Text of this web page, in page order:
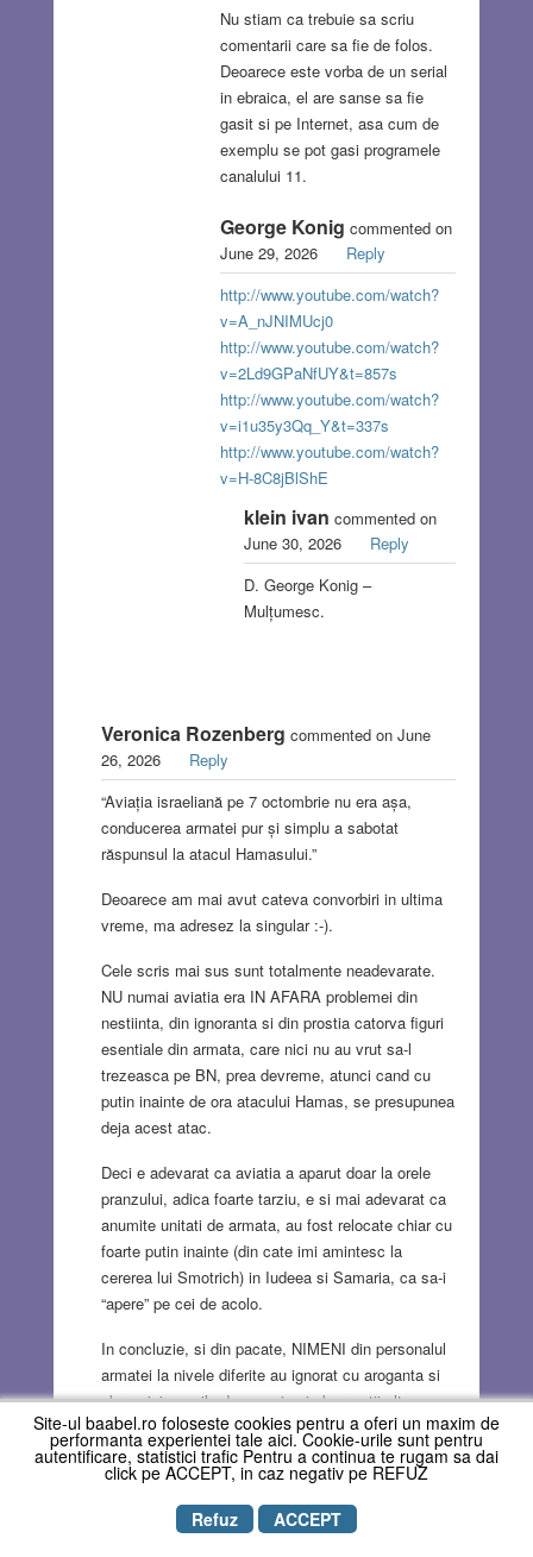
Nu stiam ca trebuie sa scriu
comentarii care sa fie de folos.
Deoarece este vorba de un serial
in ebraica, el are sanse sa fie
gasit si pe Internet, asa cum de
exemplu se pot gasi programele
canalului 11.
George Konig commented on
June 29, 2026
Reply
http://www.youtube.com/watch?
v=A_nJNIMUcj0
http://www.youtube.com/watch?
v=2Ld9GPaNfUY&t=857s
http://www.youtube.com/watch?
v=i1u35y3Qq_Y&t=337s
http://www.youtube.com/watch?
v=H-8C8jBlShE
klein ivan commented on
June 30, 2026
Reply
D. George Konig –
Mulțumesc.
Veronica Rozenberg commented on June
26, 2026
Reply
“Aviația israeliană pe 7 octombrie nu era așa,
conducerea armatei pur și simplu a sabotat
răspunsul la atacul Hamasului.”
Deoarece am mai avut cateva convorbiri in ultima
vreme, ma adresez la singular :-).
Cele scris mai sus sunt totalmente neadevarate.
NU numai aviatia era IN AFARA problemei din
nestiinta, din ignoranta si din prostia catorva figuri
esentiale din armata, care nici nu au vrut sa-l
trezeasca pe BN, prea devreme, atunci cand cu
putin inainte de ora atacului Hamas, se presupunea
deja acest atac.
Deci e adevarat ca aviatia a aparut doar la orele
pranzului, adica foarte tarziu, e si mai adevarat ca
anumite unitati de armata, au fost relocate chiar cu
foarte putin inainte (din cate imi amintesc la
cererea lui Smotrich) in Iudeea si Samaria, ca sa-i
“apere” pe cei de acolo.
In concluzie, si din pacate, NIMENI din personalul
armatei la nivele diferite au ignorat cu aroganta si
obraznicie zecile de mesaje si observatii alte
fetelor observatoare de la Nachal Oz, punctul de
observatie unde se aflau peste 20 de asemene
tinere, si care au anuntat chiar pe parinti despre
miscarile dubioase de la GARD. Nimeni nu s-a
sesizat si nu a transmis mai departe aceste
Site-ul baabel.ro foloseste cookies pentru a oferi un maxim de
performanta experientei tale aici. Cookie-urile sunt pentru
autentificare, statistici trafic Pentru a continua te rugam sa dai
click pe ACCEPT, in caz negativ pe REFUZ
Refuz
ACCEPT